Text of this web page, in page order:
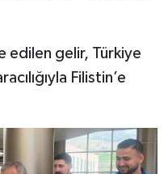
edilen gelir, Türkiye
Filistin’e